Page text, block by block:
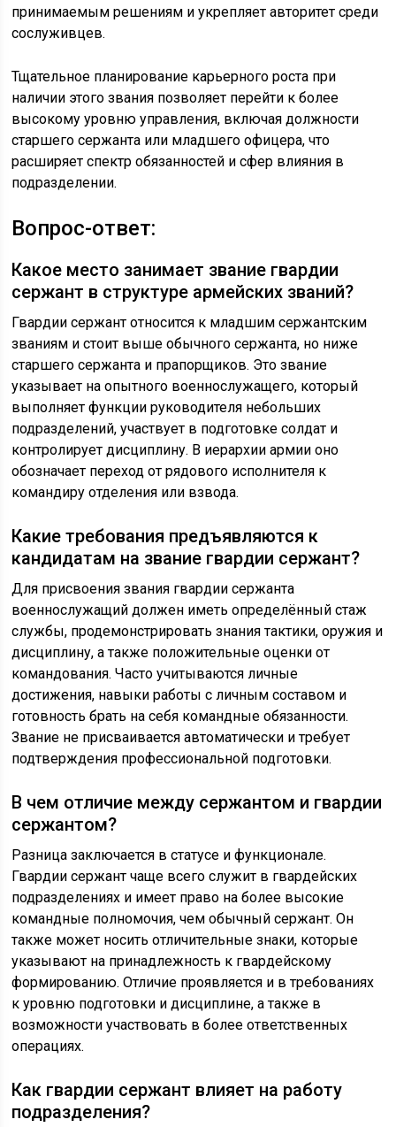
принимаемым решениям и укрепляет авторитет среди
сослуживцев.
Тщательное планирование карьерного роста при
наличии этого звания позволяет перейти к более
высокому уровню управления, включая должности
старшего сержанта или младшего офицера, что
расширяет спектр обязанностей и сфер влияния в
подразделении.
Вопрос-ответ:
Какое место занимает звание гвардии
сержант в структуре армейских званий?
Гвардии сержант относится к младшим сержантским
званиям и стоит выше обычного сержанта, но ниже
старшего сержанта и прапорщиков. Это звание
указывает на опытного военнослужащего, который
выполняет функции руководителя небольших
подразделений, участвует в подготовке солдат и
контролирует дисциплину. В иерархии армии оно
обозначает переход от рядового исполнителя к
командиру отделения или взвода.
Какие требования предъявляются к
кандидатам на звание гвардии сержант?
Для присвоения звания гвардии сержанта
военнослужащий должен иметь определённый стаж
службы, продемонстрировать знания тактики, оружия и
дисциплину, а также положительные оценки от
командования. Часто учитываются личные
достижения, навыки работы с личным составом и
готовность брать на себя командные обязанности.
Звание не присваивается автоматически и требует
подтверждения профессиональной подготовки.
В чем отличие между сержантом и гвардии
сержантом?
Разница заключается в статусе и функционале.
Гвардии сержант чаще всего служит в гвардейских
подразделениях и имеет право на более высокие
командные полномочия, чем обычный сержант. Он
также может носить отличительные знаки, которые
указывают на принадлежность к гвардейскому
формированию. Отличие проявляется и в требованиях
к уровню подготовки и дисциплине, а также в
возможности участвовать в более ответственных
операциях.
Как гвардии сержант влияет на работу
подразделения?